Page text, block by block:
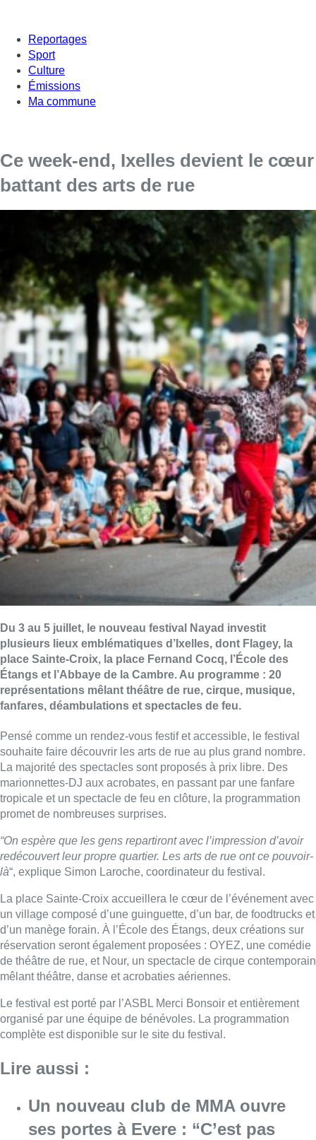
Reportages
Sport
Culture
Émissions
Ma commune
Ce week-end, Ixelles devient le cœur
battant des arts de rue
Du 3 au 5 juillet, le nouveau festival Nayad investit
plusieurs lieux emblématiques d’Ixelles, dont Flagey, la
place Sainte-Croix, la place Fernand Cocq, l’École des
Étangs et l’Abbaye de la Cambre. Au programme : 20
représentations mêlant théâtre de rue, cirque, musique,
fanfares, déambulations et spectacles de feu.
Pensé comme un rendez-vous festif et accessible, le festival
souhaite faire découvrir les arts de rue au plus grand nombre.
La majorité des spectacles sont proposés à prix libre. Des
marionnettes-DJ aux acrobates, en passant par une fanfare
tropicale et un spectacle de feu en clôture, la programmation
promet de nombreuses surprises.
“On espère que les gens repartiront avec l’impression d’avoir
redécouvert leur propre quartier. Les arts de rue ont ce pouvoir-
là“, explique Simon Laroche, coordinateur du festival.
La place Sainte-Croix accueillera le cœur de l’événement avec
un village composé d’une guinguette, d’un bar, de foodtrucks et
d’un manège forain. À l’École des Étangs, deux créations sur
réservation seront également proposées : OYEZ, une comédie
de théâtre de rue, et Nour, un spectacle de cirque contemporain
mêlant théâtre, danse et acrobaties aériennes.
Le festival est porté par l’ASBL Merci Bonsoir et entièrement
organisé par une équipe de bénévoles. La programmation
complète est disponible sur le site du festival.
Lire aussi :
Un nouveau club de MMA ouvre
ses portes à Evere : “C’est pas